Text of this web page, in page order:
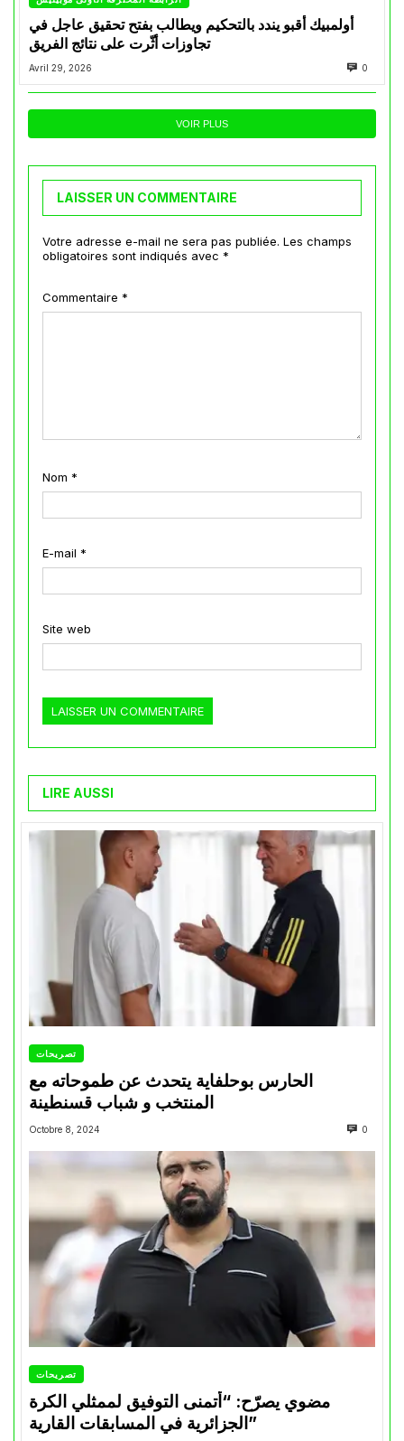
أولمبيك أقبو يندد بالتحكيم ويطالب بفتح تحقيق عاجل في
تجاوزات أثّرت على نتائج الفريق
Avril 29, 2026 0
VOIR PLUS
LAISSER UN COMMENTAIRE
Votre adresse e-mail ne sera pas publiée. Les champs
obligatoires sont indiqués avec *
Commentaire *
Nom *
E-mail *
Site web
LIRE AUSSI
تصريحات
الحارس بوحلفاية يتحدث عن طموحاته مع
المنتخب و شباب قسنطينة
Octobre 8, 2024 0
تصريحات
مضوي يصرّح: “أتمنى التوفيق لممثلي الكرة
الجزائرية في المسابقات القارية”